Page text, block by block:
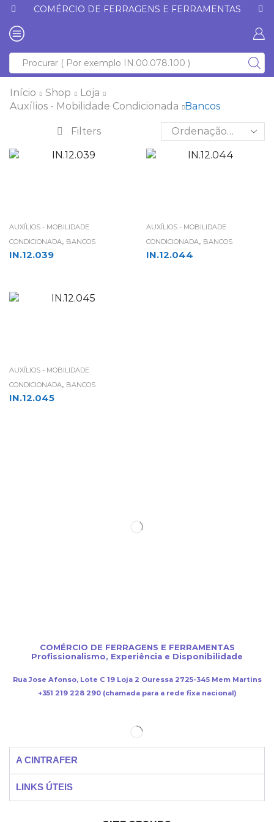
COMÉRCIO DE FERRAGENS E FERRAMENTAS
Início Shop
Loja
Auxílios - Mobilidade Condicionada
Bancos
Filters
AUXÍLIOS - MOBILIDADE
CONDICIONADA, BANCOS
IN.12.039
AUXÍLIOS - MOBILIDADE
CONDICIONADA, BANCOS
IN.12.044
AUXÍLIOS - MOBILIDADE
CONDICIONADA, BANCOS
IN.12.045
COMÉRCIO DE FERRAGENS E FERRAMENTAS
Profissionalismo, Experiência e Disponibilidade
Rua Jose Afonso, Lote C 19 Loja 2 Ouressa 2725-345 Mem Martins
+351 219 228 290 (chamada para a rede fixa nacional)
A CINTRAFER
LINKS ÚTEIS